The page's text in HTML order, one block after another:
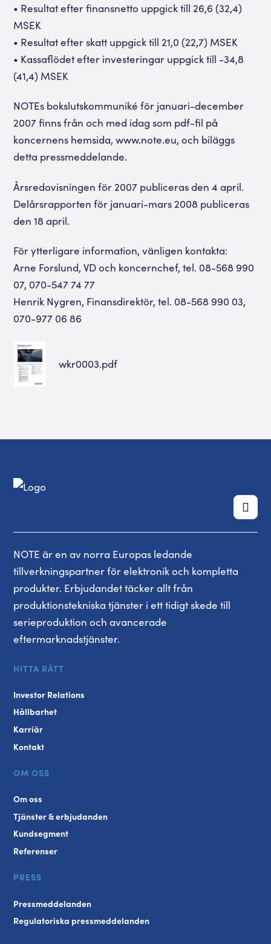
• Resultat efter finansnetto uppgick till 26,6 (32,4)
MSEK
• Resultat efter skatt uppgick till 21,0 (22,7) MSEK
• Kassaflödet efter investeringar uppgick till -34,8
(41,4) MSEK
NOTEs bokslutskommuniké för januari-december
2007 finns från och med idag som pdf-fil på
koncernens hemsida, www.note.eu, och biläggs
detta pressmeddelande.
Årsredovisningen för 2007 publiceras den 4 april.
Delårsrapporten för januari-mars 2008 publiceras
den 18 april.
För ytterligare information, vänligen kontakta:
Arne Forslund, VD och koncernchef, tel. 08-568 990
07, 070-547 74 77
Henrik Nygren, Finansdirektör, tel. 08-568 990 03,
070-977 06 86
wkr0003.pdf
NOTE är en av norra Europas ledande
tillverkningspartner för elektronik och kompletta
produkter. Erbjudandet täcker allt från
produktionstekniska tjänster i ett tidigt skede till
serieproduktion och avancerade
eftermarknadstjänster.
HITTA RÄTT
Investor Relations
Hållbarhet
Karriär
Kontakt
OM OSS
Om oss
Tjänster & erbjudanden
Kundsegment
Referenser
PRESS
Pressmeddelanden
Regulatoriska pressmeddelanden